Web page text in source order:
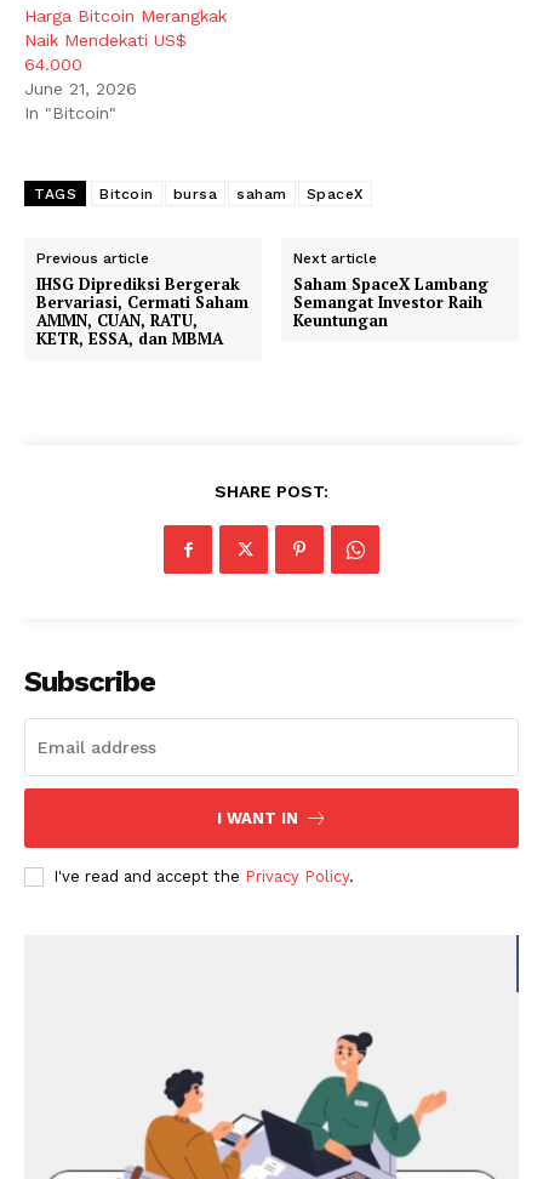
Harga Bitcoin Merangkak
Naik Mendekati US$
64.000
June 21, 2026
In "Bitcoin"
TAGS Bitcoin bursa saham SpaceX
Previous article
IHSG Diprediksi Bergerak
Bervariasi, Cermati Saham
AMMN, CUAN, RATU,
KETR, ESSA, dan MBMA
Next article
Saham SpaceX Lambang
Semangat Investor Raih
Keuntungan
SHARE POST:
Subscribe
I WANT IN
I've read and accept the Privacy Policy.